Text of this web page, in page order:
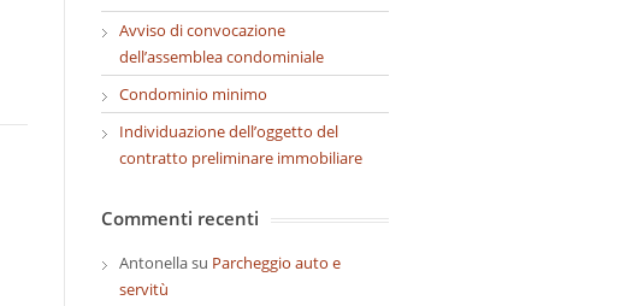
Avviso di convocazione
dell’assemblea condominiale
Condominio minimo
Individuazione dell’oggetto del
contratto preliminare immobiliare
Commenti recenti
Antonellasu Parcheggio auto e
servitù